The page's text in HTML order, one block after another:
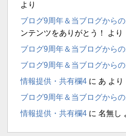
より
ブログ9周年＆当ブログから
ンテンツをありがとう！
より
ブログ9周年＆当ブログから
ブログ9周年＆当ブログから
情報提供・共有欄4 に あ より
ブログ9周年＆当ブログから
情報提供・共有欄4 に 名無し